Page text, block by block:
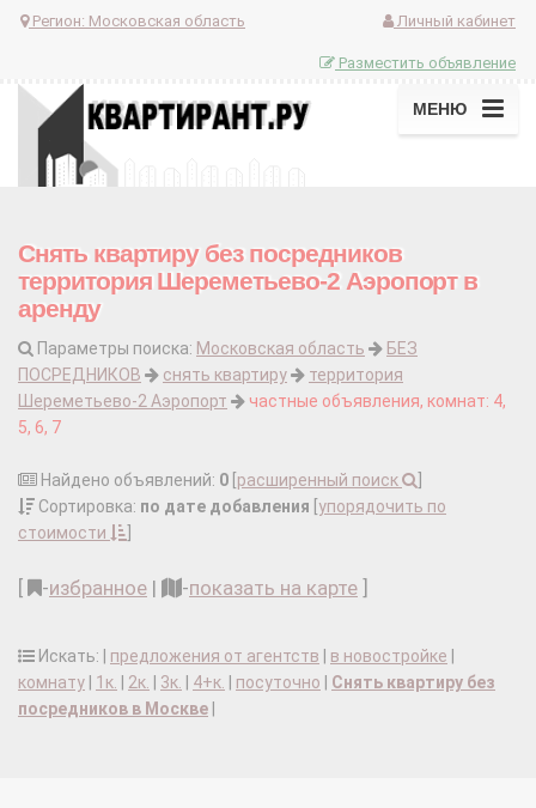
Регион: Московская область Личный кабинет
Разместить объявление
МЕНЮ
Снять квартиру без посредников
территория Шереметьево-2 Аэропорт в
аренду
Параметры поиска: Московская область
БЕЗ
ПОСРЕДНИКОВ
снять квартиру
территория
Шереметьево-2 Аэропорт
частные объявления, комнат: 4,
5, 6, 7
Найдено объявлений: 0 расширенный поиск
Сортировка: по дате добавления упорядочить по
стоимости
-избранное | -показать на карте
Искать: | предложения от агентств в новостройке
комнату
1к. 2к. 3к. 4+к. посуточно
Снять квартиру без
посредников в Москве